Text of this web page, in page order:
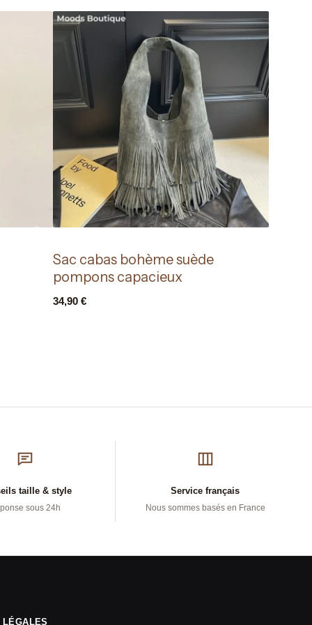
Sac cabas bohème suède
pompons capacieux
34,90 €
taille & style
sous 24h
Service français
Nous sommes basés en France
LÉGALES